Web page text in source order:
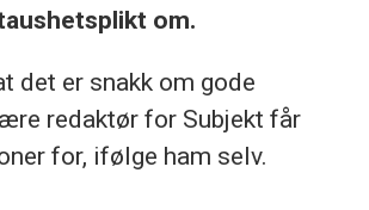
om.
det er snakk om gode
redaktør for Subjekt får
for, ifølge ham selv.